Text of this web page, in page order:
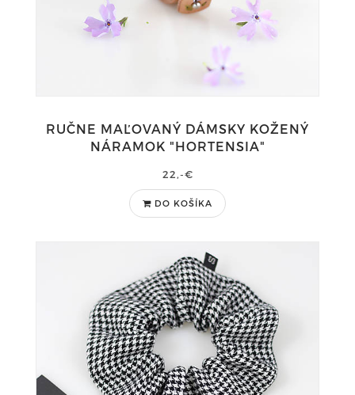
RUČNE MAĽOVANÝ DÁMSKY KOŽENÝ
NÁRAMOK "HORTENSIA"
22,-€
DO KOŠÍKA